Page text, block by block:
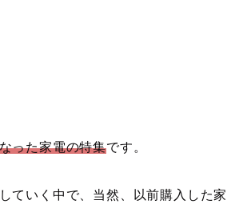
った家電の特集です。
ていく中で、当然、以前購入した家